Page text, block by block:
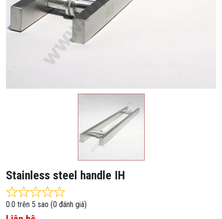
Stainless steel handle IH
Rated 0.0 out of 5
0.0 trên 5 sao (0 đánh giá)